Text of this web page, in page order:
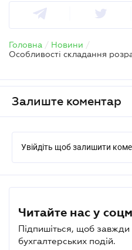
Головна / Новини /
Залиште коментар
Увійдіть щоб залишити
Читайте нас у
Підпишіться, щоб завжди
бухгалтерських подій.